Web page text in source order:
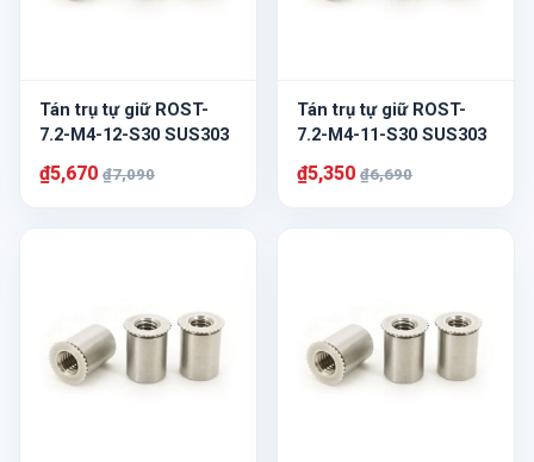
Tán trụ tự giữ ROST-
7.2-M4-12-S30 SUS303
₫5,670 ₫7,090
Tán trụ tự giữ ROST-
7.2-M4-11-S30 SUS303
₫5,350 ₫6,690